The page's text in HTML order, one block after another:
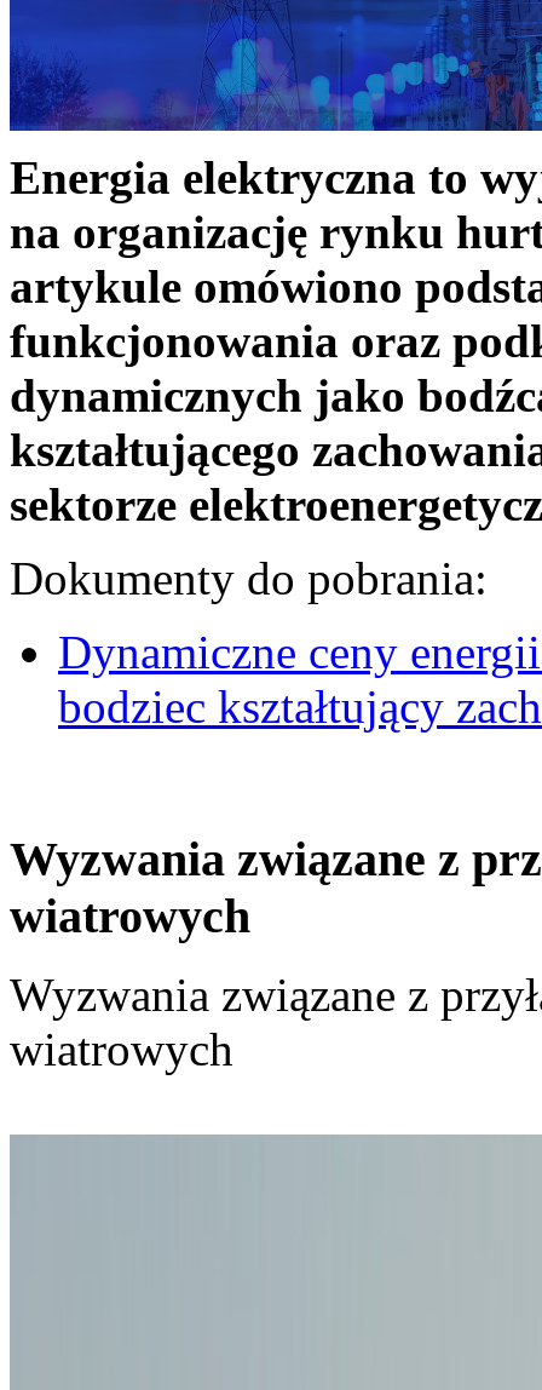
Energia elektryczna to
na organizację rynku
artykule omówiono
funkcjonowania oraz
dynamicznych jako
kształtującego
sektorze
Dokumenty do pobrania:
Dynamiczne ceny
bodziec kształtujący
Wyzwania związane z
wiatrowych
Wyzwania związane z
wiatrowych